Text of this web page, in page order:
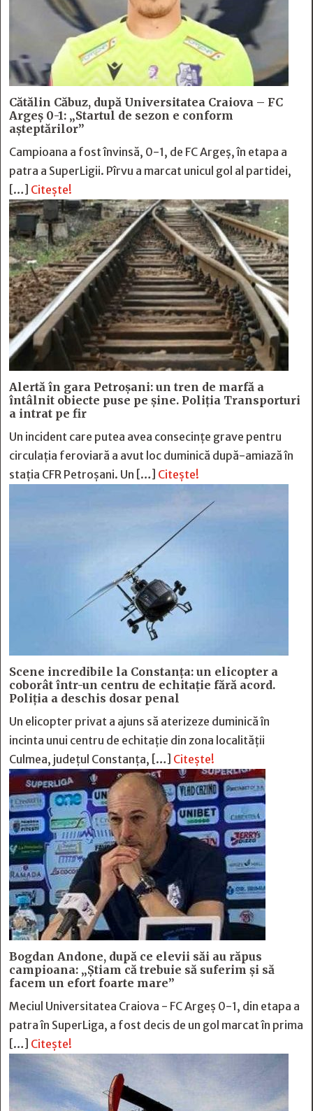
Cătălin Căbuz, după Universitatea Craiova – FC
Argeș 0-1: „Startul de sezon e conform
așteptărilor”
Campioana a fost învinsă, 0-1, de FC Argeș, în etapa a
patra a SuperLigii. Pîrvu a marcat unicul gol al partidei,
[…] Citește!
Alertă în gara Petroșani: un tren de marfă a
întâlnit obiecte puse pe șine. Poliția Transporturi
a intrat pe fir
Un incident care putea avea consecințe grave pentru
circulația feroviară a avut loc duminică după-amiază în
stația CFR Petroșani. Un […] Citește!
Scene incredibile la Constanța: un elicopter a
coborât într-un centru de echitație fără acord.
Poliția a deschis dosar penal
Un elicopter privat a ajuns să aterizeze duminică în
incinta unui centru de echitație din zona localității
Culmea, județul Constanța, […] Citește!
Bogdan Andone, după ce elevii săi au răpus
campioana: „Ştiam că trebuie să suferim şi să
facem un efort foarte mare”
Meciul Universitatea Craiova - FC Argeș 0-1, din etapa a
patra în SuperLiga, a fost decis de un gol marcat în prima
[…] Citește!